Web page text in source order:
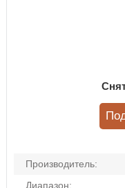
Производитель:
Диапазон: